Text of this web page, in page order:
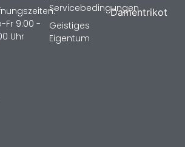
Damentrikot
Servicebedingungen
Geistiges
Eigentum
Fr 9:00 -
Uhr